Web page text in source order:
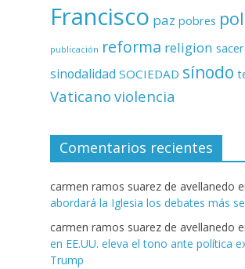
Francisco paz pobres
publicación reforma religion
sinodalidad SOCIEDAD sínodo
Vaticano violencia
Comentarios recientes
carmen ramos suarez de avellanedo
abordará la Iglesia los debates más
carmen ramos suarez de avellanedo
en EE.UU. eleva el tono ante política
Trump